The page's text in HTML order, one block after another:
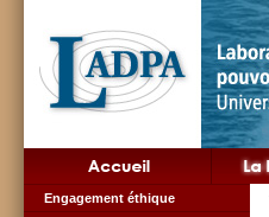
Engagement éthique